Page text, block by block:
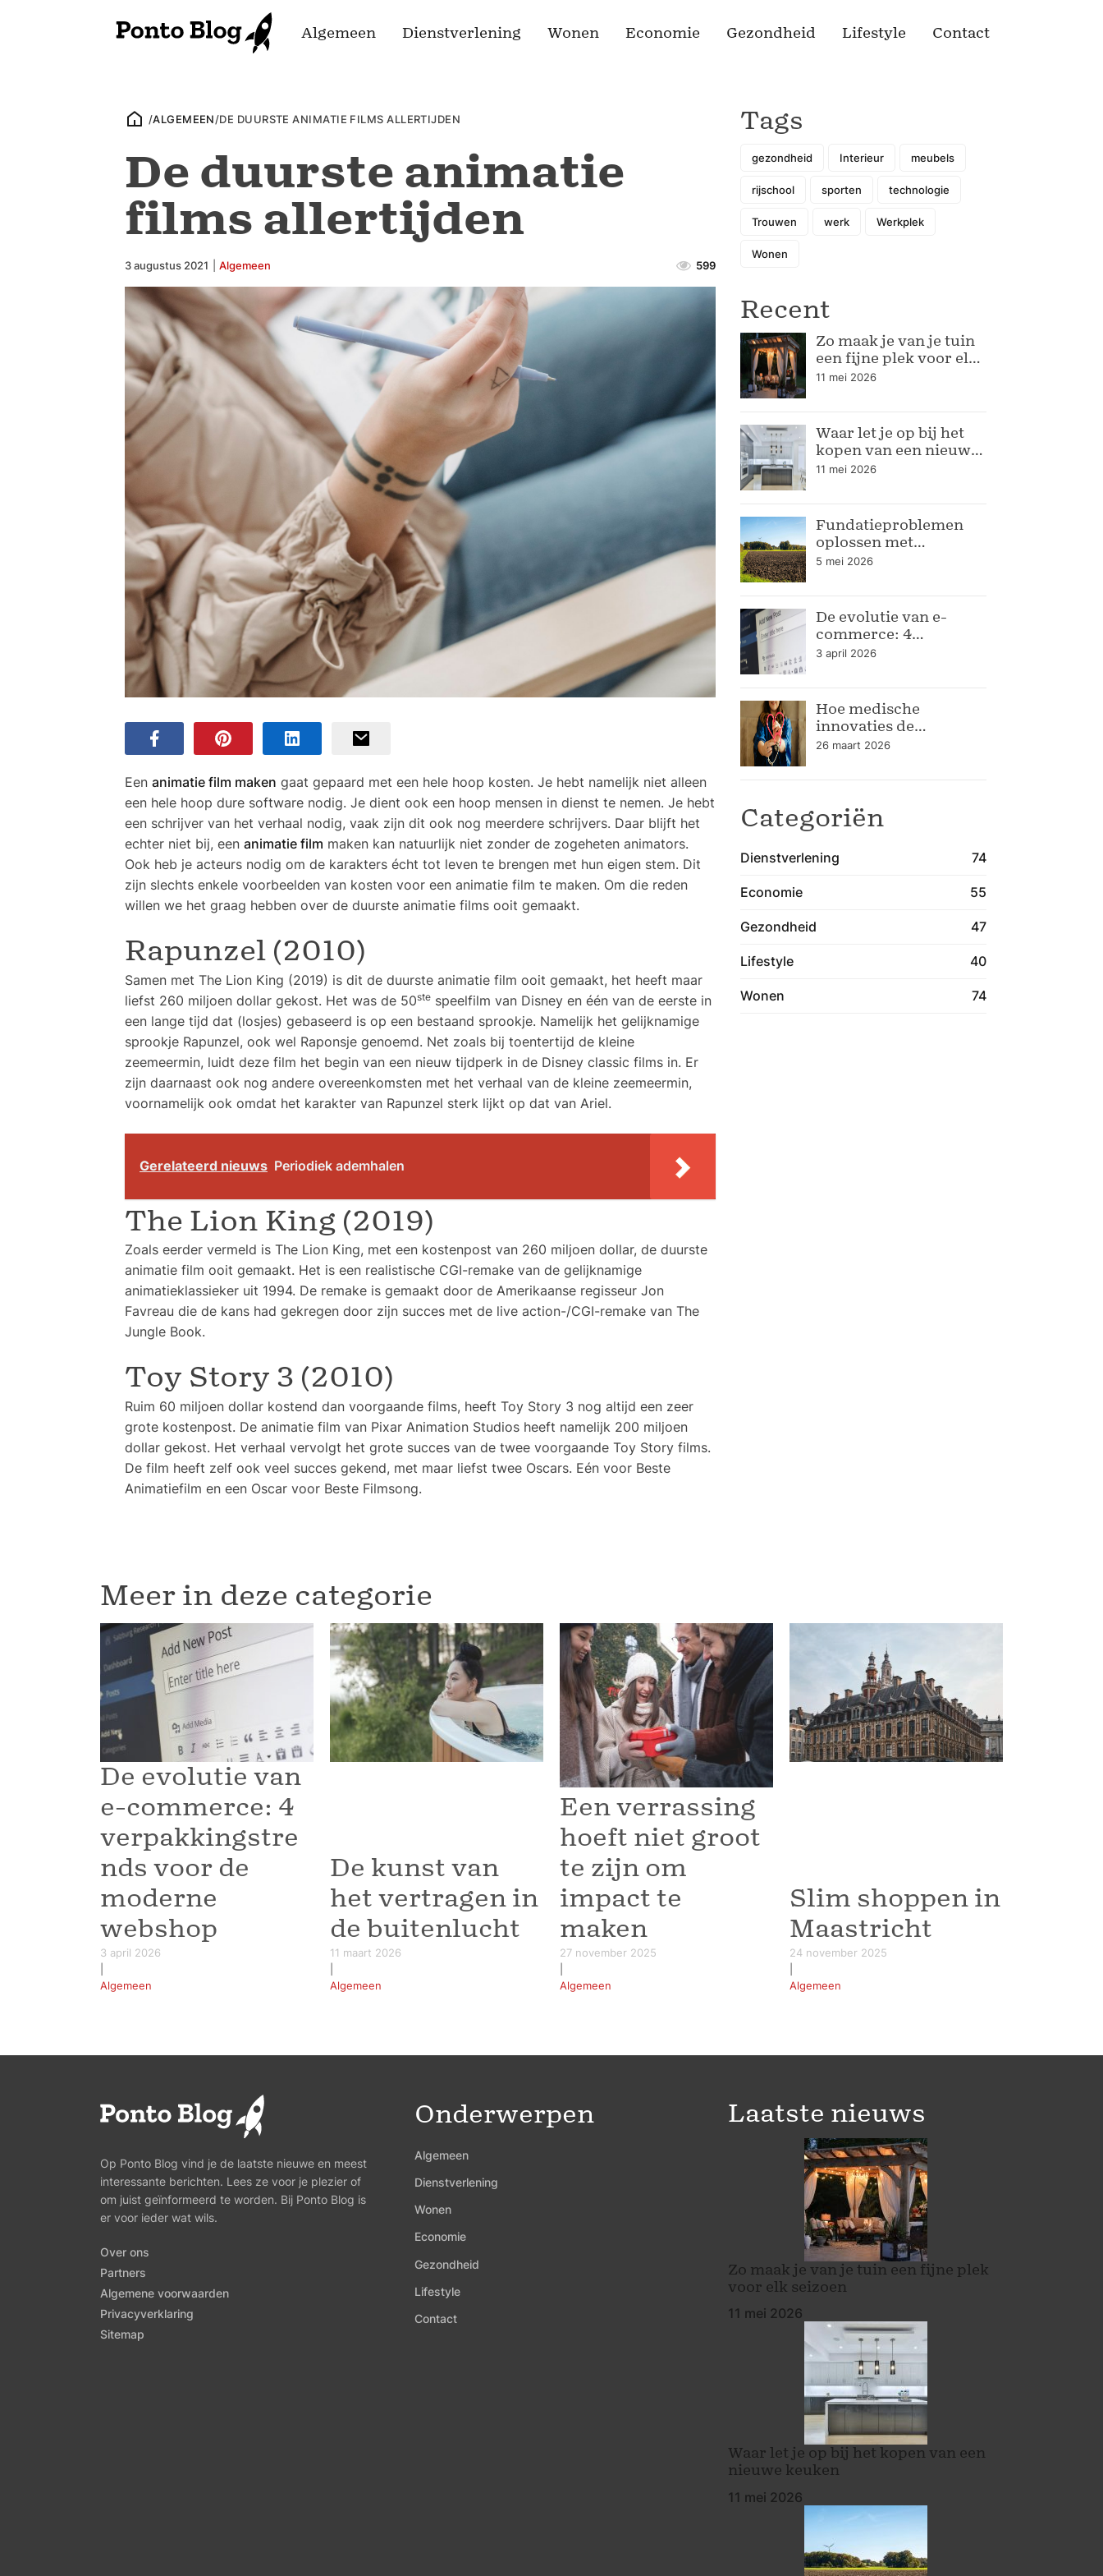
Algemeen Dienstverlening Wonen Economie Gezondheid Lifestyle Contact
/ALGEMEEN/DE DUURSTE ANIMATIE FILMS ALLERTIJDEN
De duurste animatie
films allertijden
3 augustus 2021 Algemeen 599
Een animatie film maken gaat gepaard met een hele hoop kosten. Je hebt namelijk niet alleen
een hele hoop dure software nodig. Je dient ook een hoop mensen in dienst te nemen. Je hebt
een schrijver van het verhaal nodig, vaak zijn dit ook nog meerdere schrijvers. Daar blijft het
echter niet bij, een animatie film maken kan natuurlijk niet zonder de zogeheten animators.
Ook heb je acteurs nodig om de karakters écht tot leven te brengen met hun eigen stem. Dit
zijn slechts enkele voorbeelden van kosten voor een animatie film te maken. Om die reden
willen we het graag hebben over de duurste animatie films ooit gemaakt.
Rapunzel (2010)
Samen met The Lion King (2019) is dit de duurste animatie film ooit gemaakt, het heeft maar
liefst 260 miljoen dollar gekost. Het was de 50ste speelfilm van Disney en één van de eerste in
een lange tijd dat (losjes) gebaseerd is op een bestaand sprookje. Namelijk het gelijknamige
sprookje Rapunzel, ook wel Raponsje genoemd. Net zoals bij toentertijd de kleine
zeemeermin, luidt deze film het begin van een nieuw tijdperk in de Disney classic films in. Er
zijn daarnaast ook nog andere overeenkomsten met het verhaal van de kleine zeemeermin,
voornamelijk ook omdat het karakter van Rapunzel sterk lijkt op dat van Ariel.
Gerelateerd nieuws Periodiek ademhalen
The Lion King (2019)
Zoals eerder vermeld is The Lion King, met een kostenpost van 260 miljoen dollar, de duurste
animatie film ooit gemaakt. Het is een realistische CGI-remake van de gelijknamige
animatieklassieker uit 1994. De remake is gemaakt door de Amerikaanse regisseur Jon
Favreau die de kans had gekregen door zijn succes met de live action-/CGI-remake van The
Jungle Book.
Toy Story 3 (2010)
Ruim 60 miljoen dollar kostend dan voorgaande films, heeft Toy Story 3 nog altijd een zeer
grote kostenpost. De animatie film van Pixar Animation Studios heeft namelijk 200 miljoen
dollar gekost. Het verhaal vervolgt het grote succes van de twee voorgaande Toy Story films.
De film heeft zelf ook veel succes gekend, met maar liefst twee Oscars. Eén voor Beste
Animatiefilm en een Oscar voor Beste Filmsong.
Tags
gezondheid Interieur meubels
rijschool sporten technologie
Trouwen werk Werkplek
Wonen
Recent
Zo maak je van je tuin
een fijne plek voor elk
seizoen
11 mei 2026
Waar let je op bij het
kopen van een nieuwe
keuken
11 mei 2026
Fundatieproblemen
oplossen met
bodemrapportage
5 mei 2026
De evolutie van e-
commerce: 4
verpakkingstrends
3 april 2026
Hoe medische
innovaties de
gezondheidszorg
26 maart 2026
Categoriën
Dienstverlening 74
Economie 55
Gezondheid 47
Lifestyle 40
Wonen 74
Meer in deze categorie
De evolutie van
e-commerce: 4
verpakkingstre
nds voor de
moderne
webshop
3 april 2026
Algemeen
De kunst van
het vertragen in
de buitenlucht
11 maart 2026
Algemeen
Een verrassing
hoeft niet groot
te zijn om
impact te
maken
27 november 2025
Algemeen
Slim shoppen in
Maastricht
24 november 2025
Algemeen
Op Ponto Blog vind je de laatste nieuwe en meest
interessante berichten. Lees ze voor je plezier of
om juist geïnformeerd te worden. Bij Ponto Blog is
er voor ieder wat wils.
Over ons
Partners
Algemene voorwaarden
Privacyverklaring
Sitemap
Onderwerpen
Algemeen
Dienstverlening
Wonen
Economie
Gezondheid
Lifestyle
Contact
Laatste nieuws
Zo maak je van je tuin een fijne plek
voor elk seizoen
11 mei 2026
Waar let je op bij het kopen van een
nieuwe keuken
11 mei 2026